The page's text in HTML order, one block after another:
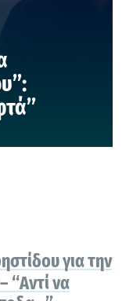
για την
“Αντί να